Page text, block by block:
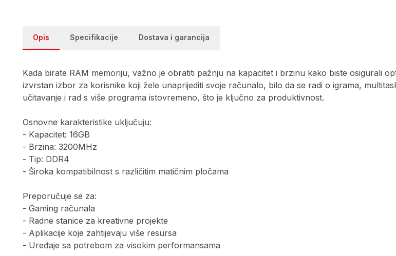
Opis Specifikacije Dostava i garancija
Kada birate RAM memoriju, važno je obratiti pažnju na kapacitet i brzinu kako biste osigurali
izvrstan izbor za korisnike koji žele unaprijediti svoje računalo, bilo da se radi o igrama,
učitavanje i rad s više programa istovremeno, što je ključno za produktivnost.
Osnovne karakteristike uključuju:
- Kapacitet: 16GB
- Brzina: 3200MHz
- Tip: DDR4
- Široka kompatibilnost s različitim matičnim pločama
Preporučuje se za:
- Gaming računala
- Radne stanice za kreativne projekte
- Aplikacije koje zahtijevaju više resursa
- Uređaje sa potrebom za visokim performansama